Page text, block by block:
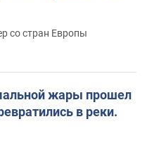
со стран Европы
жары прошел
в реки.